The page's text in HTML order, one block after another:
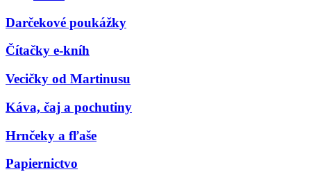
Darčekové poukážky
Čítačky e-kníh
Vecičky od Martinusu
Káva, čaj a pochutiny
Hrnčeky a fľaše
Papiernictvo